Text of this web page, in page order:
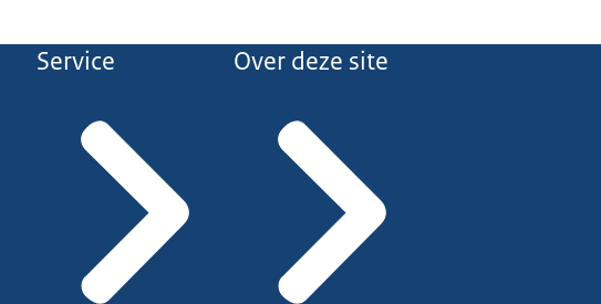
Service Over deze site